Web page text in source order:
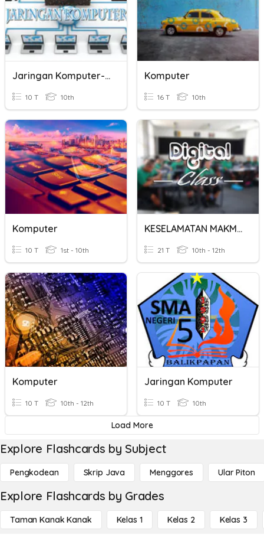
Jaringan Komputer-Selasa
10 T 10th
Komputer
16 T 10th
Komputer
10 T 1st - 10th
KESELAMATAN MAKMAL KOMPUTER
21 T 10th - 12th
Komputer
10 T 10th - 12th
Jaringan Komputer
10 T 10th
Load More
Explore Flashcards by Subject
Pengkodean Skrip Java Menggores Ular Piton
Explore Flashcards by Grades
Taman Kanak Kanak Kelas 1 Kelas 2 Kelas 3